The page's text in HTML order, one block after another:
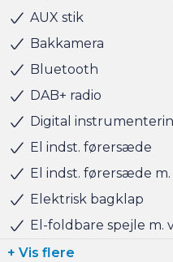
AUX stik
Bakkamera
Bluetooth
DAB+ radio
Digital
El indst. førersæde
El indst. førersæde
Elektrisk bagklap
El-foldbare spejle m.
+ Vis flere